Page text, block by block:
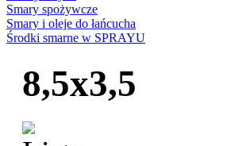
Smary spożywcze
Smary i oleje do łańcucha
Środki smarne w SPRAYU
8,5x3,5